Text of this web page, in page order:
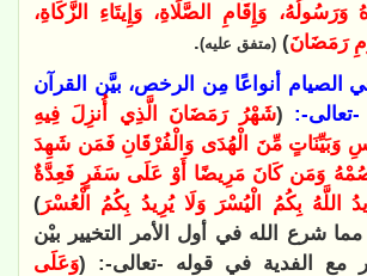
وَإِقَامِ الصَّلَاةِ، وَإِيتَاءِ الزَّكَاةِ،
رَمَضَانَ) (متفق عليه).
الصيام أنواعًا مِن الرخص، بيَّن القرآن
تعالى-: (شَهْرُ رَمَضَانَ الَّذِي أُنزِلَ فِيهِ
وَبَيِّنَاتٍ مِّنَ الْهُدَى وَالْفُرْقَانِ فَمَن شَهِدَ
وَمَن كَانَ مَرِيضًا أَوْ عَلَى سَفَرٍ فَعِدَّةٌ
اللَّهُ بِكُمُ الْيُسْرَ وَلَا يُرِيدُ بِكُمُ الْعُسْرَ)
شرع الله في أول الأمر التخيير بيْن
مع الفدية في قوله -تعالى-: (وَعَلَى